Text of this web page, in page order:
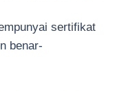
sertifikat
benar-